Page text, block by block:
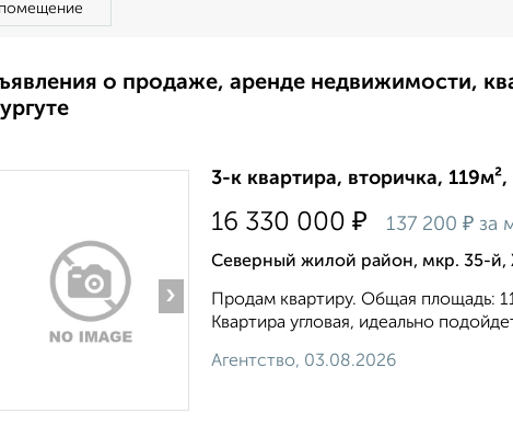
помещение
о продаже, аренде недвижимости,
›
3-к квартира, вторичка,
16 330 000 ₽ 137 200 ₽ за
Северный жилой район, мкр. 35-й,
Продам квартиру. Общая площадь:
Квартира угловая, идеально
Агентство, 03.08.2026